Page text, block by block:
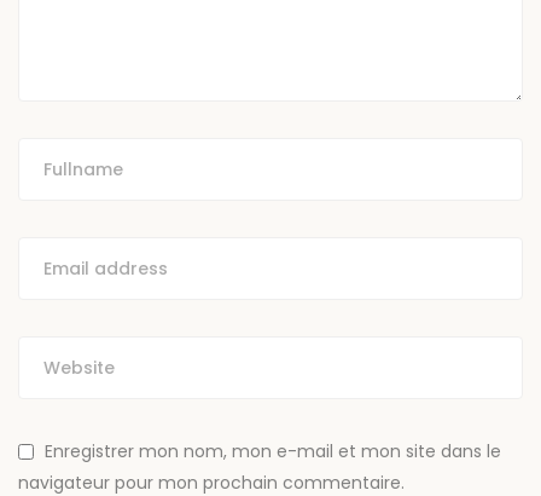
Enregistrer mon nom, mon e-mail et mon site dans le
navigateur pour mon prochain commentaire.